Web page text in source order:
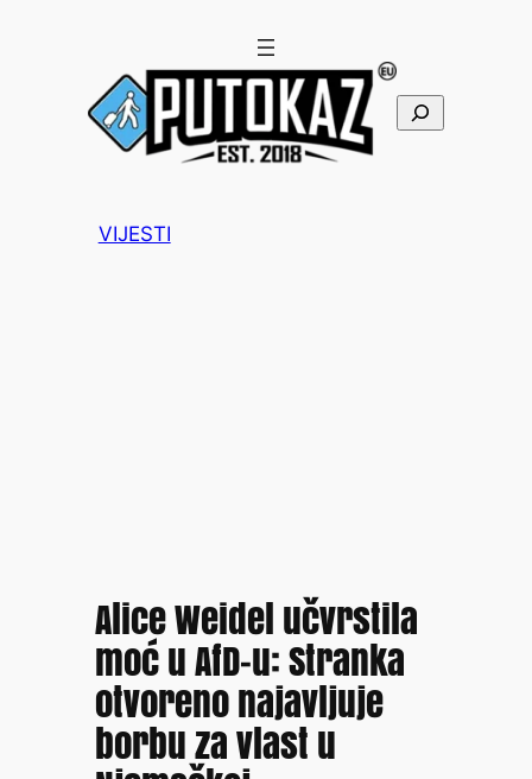
Pretraga
VIJESTI
Alice Weidel učvrstila
moć u AfD-u: Stranka
otvoreno najavljuje
borbu za vlast u